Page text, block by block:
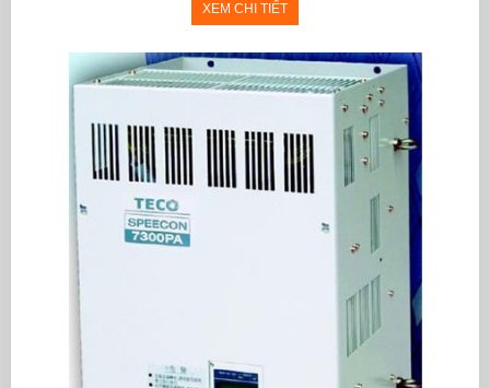
XEM CHI TIẾT